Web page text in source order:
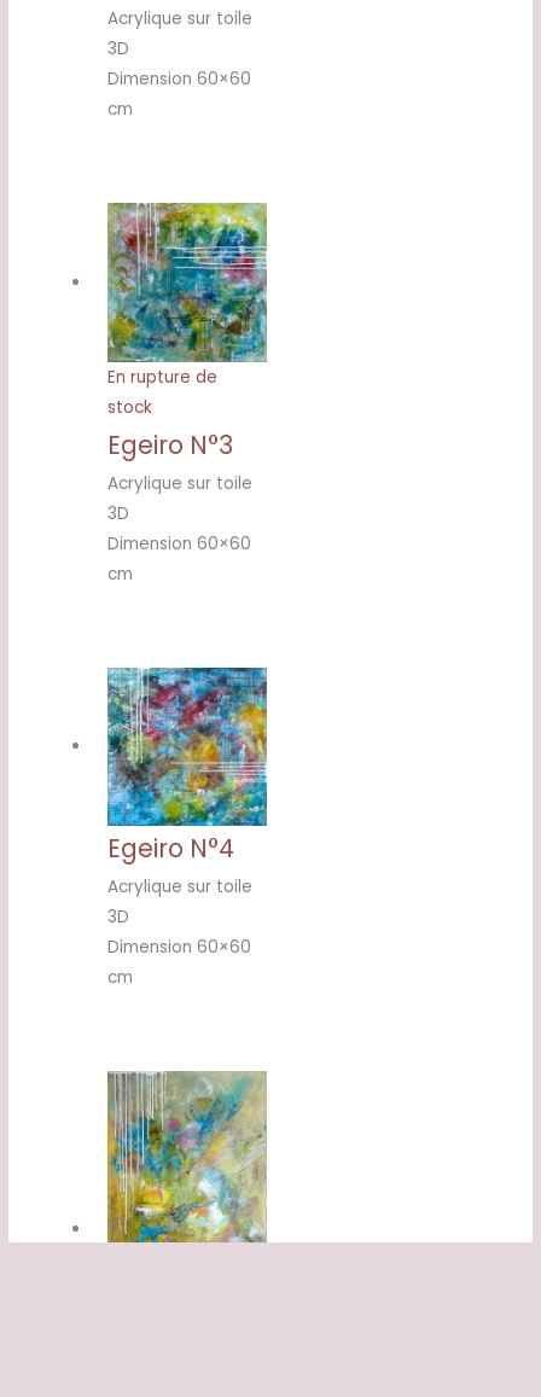
Acrylique sur toile
3D
Dimension 60×60
cm
En rupture de
stock
Egeiro N°3
Acrylique sur toile
3D
Dimension 60×60
cm
Egeiro N°4
Acrylique sur toile
3D
Dimension 60×60
cm